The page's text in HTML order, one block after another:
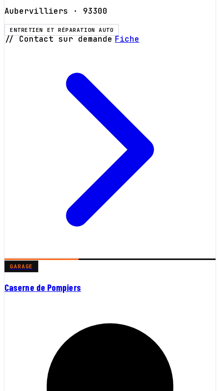
Aubervilliers · 93300
ENTRETIEN ET RÉPARATION AUTO
// Contact sur demande Fiche
GARAGE
Caserne de Pompiers